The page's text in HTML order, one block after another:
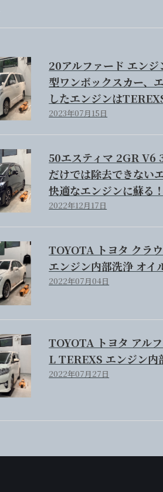
20アルファード エン
型ワンボックスカー、
したエンジンは
2023年07月15日
50エスティマ 2GR V6
だけでは除去できない
快適なエンジンに蘇る！
2022年12月17日
TOYOTA トヨタ クラ
エンジン内部洗浄 オイ
2022年07月04日
TOYOTA トヨタ アル
L TEREXS エンジン内
2022年07月27日